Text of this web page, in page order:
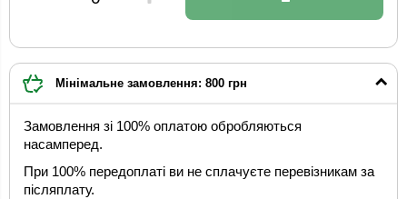
Мінімальне замовлення: 800 грн
Замовлення зі 100% оплатою обробляються
насамперед.
При 100% передоплаті ви не сплачуєте перевізникам за
післяплату.